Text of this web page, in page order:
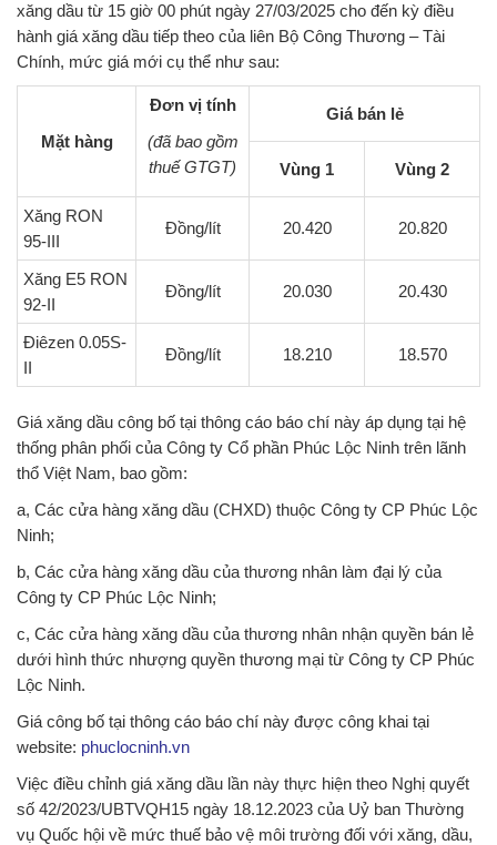
xăng dầu từ 15 giờ 00 phút ngày 27/03/2025 cho đến kỳ điều
hành giá xăng dầu tiếp theo của liên Bộ Công Thương – Tài
Chính, mức giá mới cụ thể như sau:
Mặt hàng
Đơn vị tính
(đã bao gồm
thuế GTGT)
Giá bán lẻ
Vùng 1 Vùng 2
Xăng RON
95-III
Đồng/lít 20.420 20.820
Xăng E5 RON
92-II
Đồng/lít 20.030 20.430
Điêzen 0.05S-
II
Đồng/lít 18.210 18.570
Giá xăng dầu công bố tại thông cáo báo chí này áp dụng tại hệ
thống phân phối của Công ty Cổ phần Phúc Lộc Ninh trên lãnh
thổ Việt Nam, bao gồm:
a, Các cửa hàng xăng dầu (CHXD) thuộc Công ty CP Phúc Lộc
Ninh;
b, Các cửa hàng xăng dầu của thương nhân làm đại lý của
Công ty CP Phúc Lộc Ninh;
c, Các cửa hàng xăng dầu của thương nhân nhận quyền bán lẻ
dưới hình thức nhượng quyền thương mại từ Công ty CP Phúc
Lộc Ninh.
Giá công bố tại thông cáo báo chí này được công khai tại
website: phuclocninh.vn
Việc điều chỉnh giá xăng dầu lần này thực hiện theo Nghị quyết
số 42/2023/UBTVQH15 ngày 18.12.2023 của Uỷ ban Thường
vụ Quốc hội về mức thuế bảo vệ môi trường đối với xăng, dầu,